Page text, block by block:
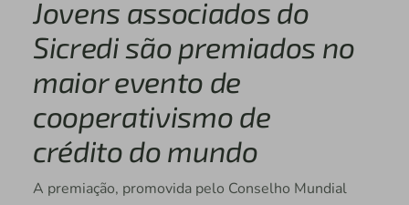
Jovens associados do
Sicredi são premiados no
maior evento de
cooperativismo de
crédito do mundo
A premiação, promovida pelo Conselho Mundial